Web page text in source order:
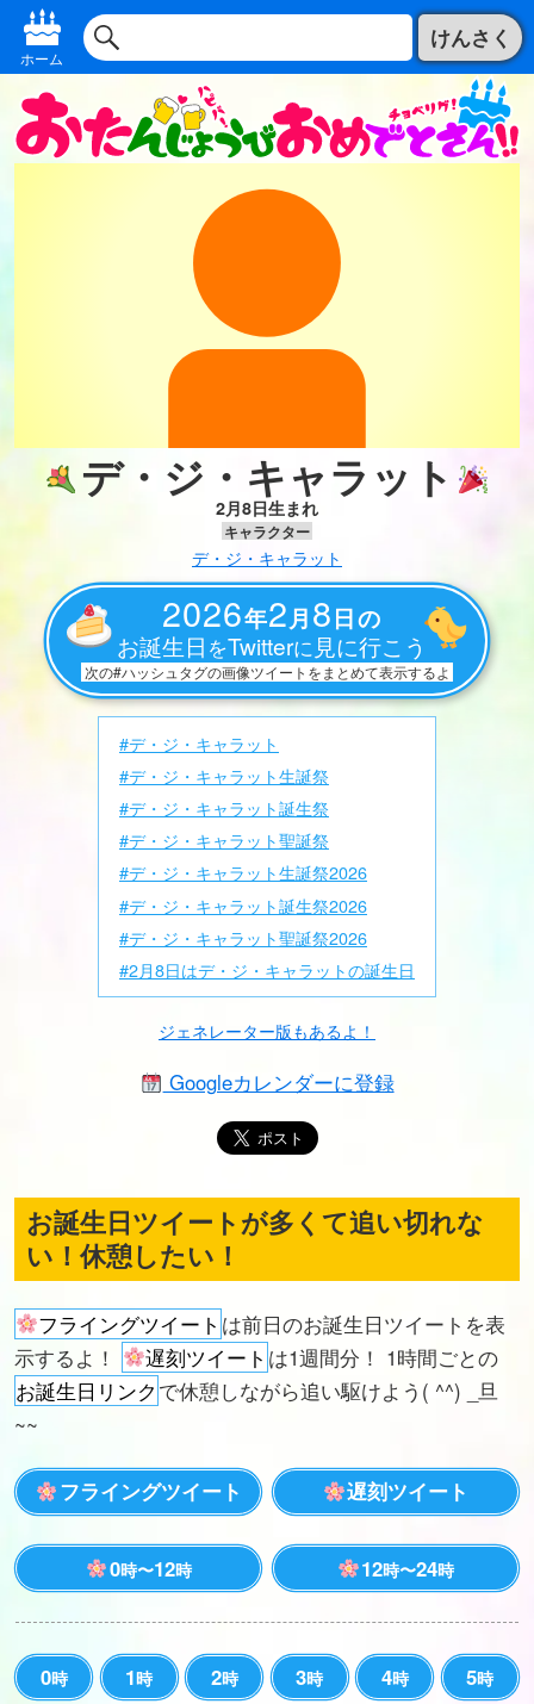
ホーム
けんさく
デ・ジ・キャラット
2月8日生まれ
キャラクター
デ・ジ・キャラット
2026年2月8日の
お誕生日 をTwitterに 見に行こう
次の#ハッシュタグの画像ツイートをまとめて表示するよ
#デ・ジ・キャラット
#デ・ジ・キャラット生誕祭
#デ・ジ・キャラット誕生祭
#デ・ジ・キャラット聖誕祭
#デ・ジ・キャラット生誕祭2026
#デ・ジ・キャラット誕生祭2026
#デ・ジ・キャラット聖誕祭2026
#2月8日はデ・ジ・キャラットの誕生日
ジェネレーター版もあるよ！
Googleカレンダーに登録
お誕生日ツイートが多くて追い切れな
い！休憩したい！
フライングツイート は前日のお誕生日ツイートを表
示するよ！
遅刻ツイート は1週間分！ 1時間ごとの
お誕生日リンク で休憩しながら追い駆けよう( ^^) _旦
~~
フライングツイート 遅刻ツイート
0時〜12時 12時〜24時
0時 1時 2時 3時 4時 5時